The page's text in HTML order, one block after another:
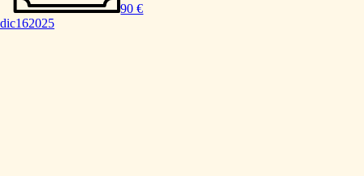
90 €
dic162025